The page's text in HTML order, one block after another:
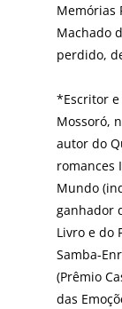
Memórias
Machado
perdido,
*Escritor e
Mossoró,
autor do
romances
Mundo
ganhador
Livro e do
Samba-
(Prêmio
das